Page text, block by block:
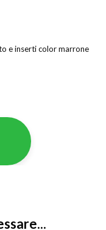
e inserti color marrone